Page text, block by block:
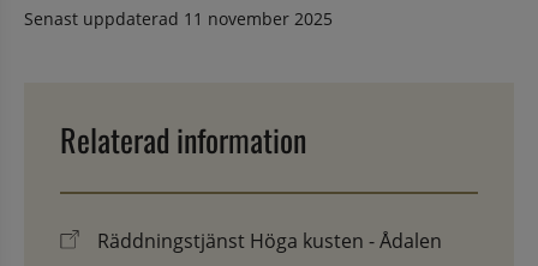
Senast uppdaterad 11 november 2025
Relaterad information
Räddningstjänst Höga kusten - Ådalen